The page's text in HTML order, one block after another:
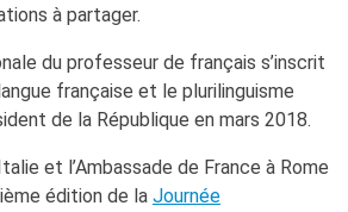
à partager.
du professeur de français s’inscrit
française et le plurilinguisme
de la République en mars 2018.
et l’Ambassade de France à Rome
édition de la Journée